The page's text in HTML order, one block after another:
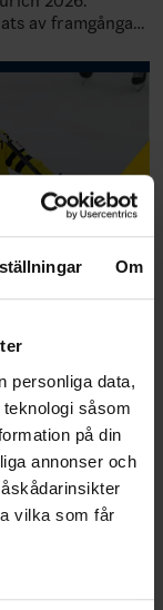
Om
personliga data,
såsom
på din
annonser och
vilka som får
av framgångar
det